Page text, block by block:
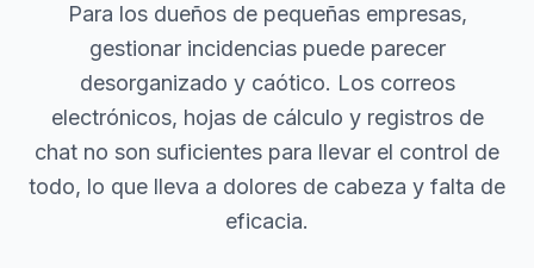
Para los dueños de pequeñas empresas,
gestionar incidencias puede parecer
desorganizado y caótico. Los correos
electrónicos, hojas de cálculo y registros de
chat no son suficientes para llevar el control de
todo, lo que lleva a dolores de cabeza y falta de
eficacia.